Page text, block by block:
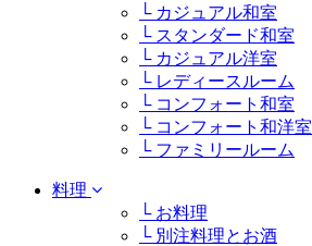
└ カジュアル和室
└ スタンダード和室
└ カジュアル洋室
└ レディースルーム
└ コンフォート和室
└ コンフォート和洋室
└ ファミリールーム
料理
└ お料理
└ 別注料理とお酒